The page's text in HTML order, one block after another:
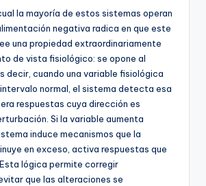
la mayoría de estos sistemas operan
negativa radica en que este
una propiedad extraordinariamente
de vista fisiológico: se opone al
decir, cuando una variable fisiológica
normal, el sistema detecta esa
respuestas cuya dirección es
Si la variable aumenta
induce mecanismos que la
en exceso, activa respuestas que
lógica permite corregir
que las alteraciones se